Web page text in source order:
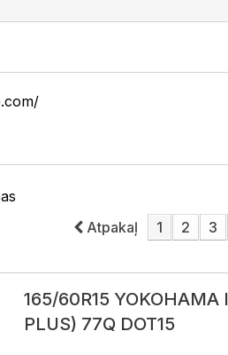
Atpakaļ
1 2 3
165/60R15 YOKOHAMA
PLUS) 77Q DOT15